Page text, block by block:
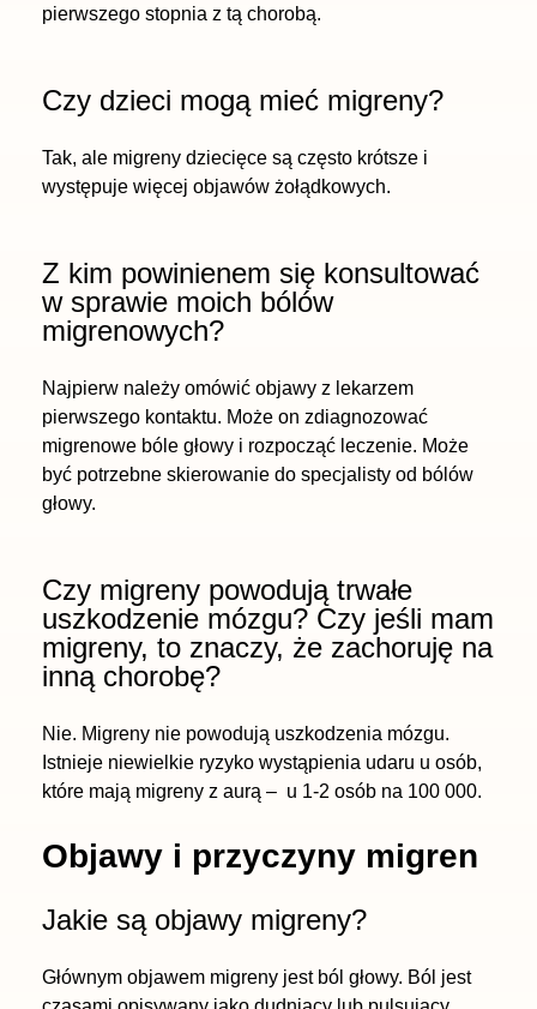
pierwszego stopnia z tą chorobą.
Czy dzieci mogą mieć migreny?
Tak, ale migreny dziecięce są często krótsze i
występuje więcej objawów żołądkowych.
Z kim powinienem się konsultować
w sprawie moich bólów
migrenowych?
Najpierw należy omówić objawy z lekarzem
pierwszego kontaktu. Może on zdiagnozować
migrenowe bóle głowy i rozpocząć leczenie. Może
być potrzebne skierowanie do specjalisty od bólów
głowy.
Czy migreny powodują trwałe
uszkodzenie mózgu? Czy jeśli mam
migreny, to znaczy, że zachoruję na
inną chorobę?
Nie. Migreny nie powodują uszkodzenia mózgu.
Istnieje niewielkie ryzyko wystąpienia udaru u osób,
które mają migreny z aurą – u 1-2 osób na 100 000.
Objawy i przyczyny migren
Jakie są objawy migreny?
Głównym objawem migreny jest ból głowy. Ból jest